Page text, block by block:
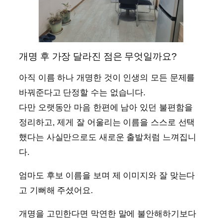
개명 후 가장 달라진 점은 무엇일까요?
아직 이름 하나 개명한 것이 인생의 모든 문제를
바꿔준다고 단정할 수는 없습니다.
다만 오랫동안 마음 한편에 남아 있던 불편함을
정리하고, 제게 잘 어울리는 이름을 스스로 선택
했다는 사실만으로도 새로운 출발처럼 느껴집니
다.
엄마도 후보 이름을 보며 제 이미지와 잘 맞는다
고 기뻐해 주셨어요.
개명을 고민한다면 막연한 말에 불안해하기보다